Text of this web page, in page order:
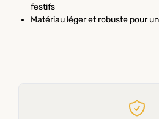
festifs
Matériau léger et robuste pour